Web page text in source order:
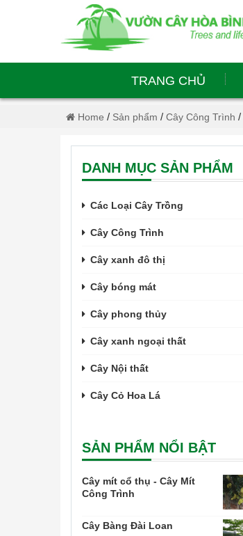
TRANG CHỦ
Home / Sản phẩm / Cây Công Trình /
DANH MỤC SẢN PHẨM
Các Loại Cây Trồng
Cây Công Trình
Cây xanh đô thị
Cây bóng mát
Cây phong thủy
Cây xanh ngoại thất
Cây Nội thất
Cây Cỏ Hoa Lá
SẢN PHẨM NỔI BẬT
Cây mít cổ thụ - Cây Mít
Công Trình
Cây Bàng Đài Loan